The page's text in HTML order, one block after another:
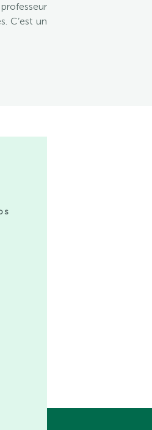
C’est un